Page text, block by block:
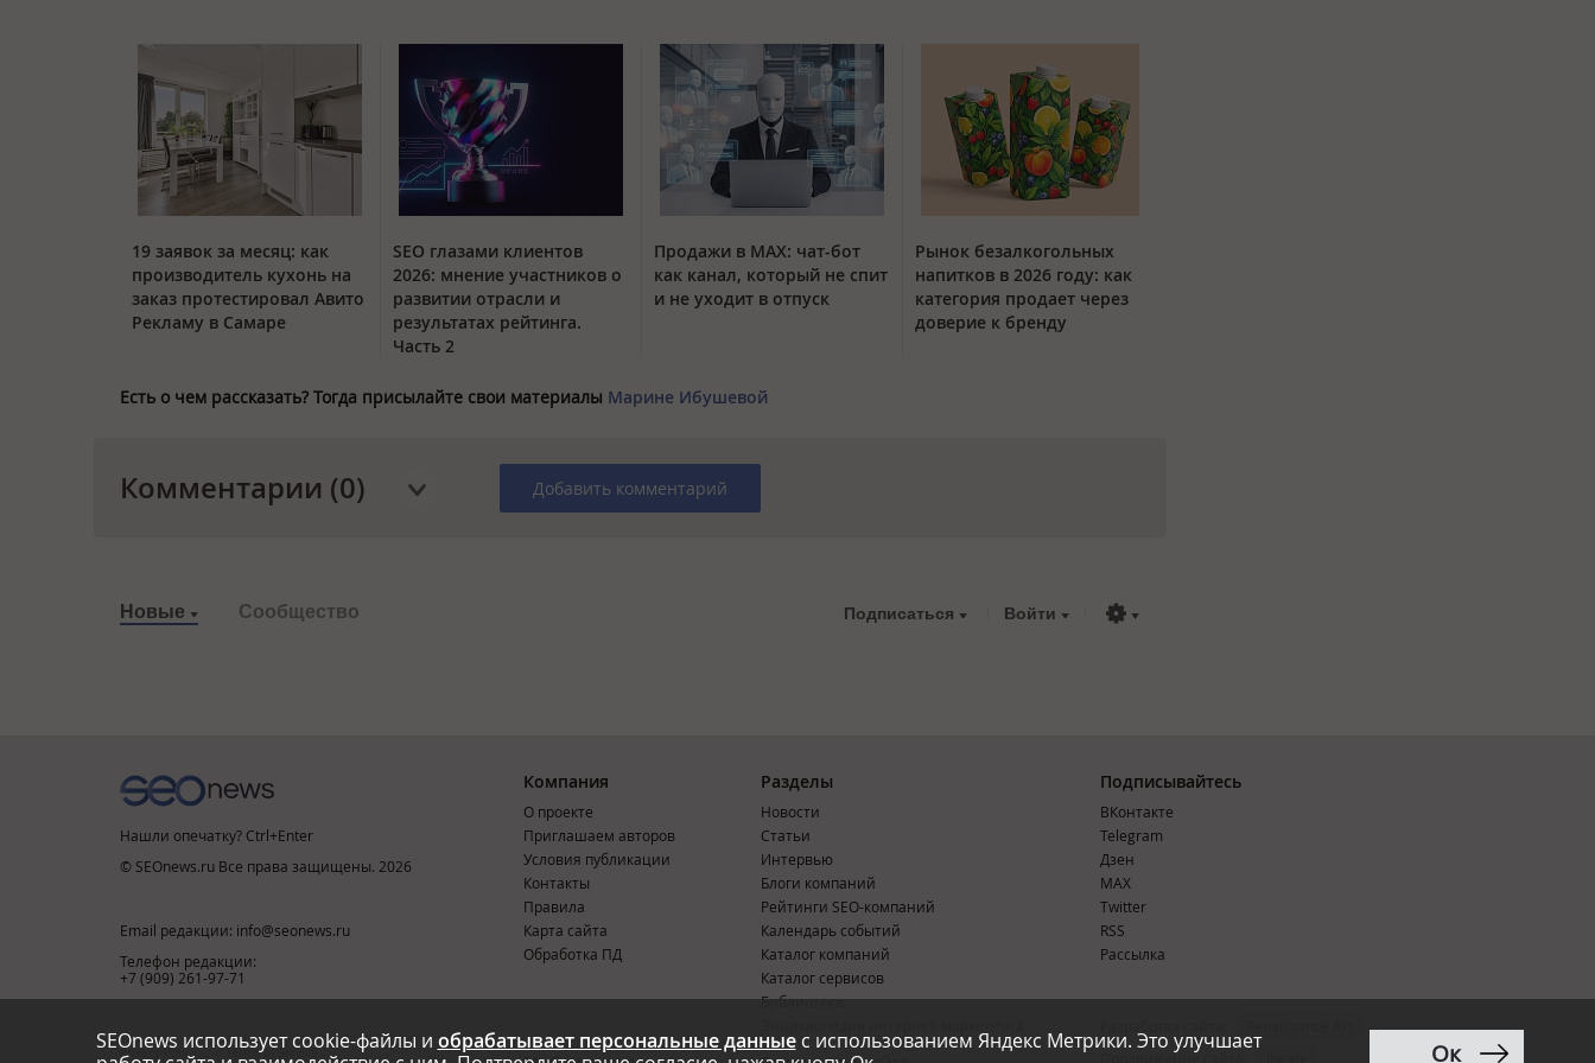
19 заявок за месяц: как
производитель кухонь на
заказ протестировал Авито
Рекламу в Самаре
SEO глазами клиентов
2026: мнение участников о
развитии отрасли и
результатах рейтинга.
Часть 2
Продажи в MAX: чат-бот
как канал, который не спит
и не уходит в отпуск
Рынок безалкогольных
напитков в 2026 году: как
категория продает через
доверие к бренду
Есть о чем рассказать? Тогда присылайте свои материалы Марине Ибушевой
Комментарии (0) Добавить комментарий
Новые Сообщество Подписаться Войти
SEOnews использует cookie-файлы и обрабатывает персональные данныес использованием Яндекс Метрики. Это улучшает
Ок
Нашли опечатку? Ctrl+Enter
© SEOnews.ru Все права защищены. 2026
Email редакции: info@seonews.ru
Телефон редакции:
+7 (909) 261-97-71
This site is protected by reCAPTCHA and the Google
Privacy Policy
Terms of Service apply.
Компания
О проекте
Приглашаем авторов
Условия публикации
Контакты
Правила
Карта сайта
Обработка ПД
Разделы
Новости
Статьи
Интервью
Блоги компаний
Рейтинги SEO-компаний
Календарь событий
Каталог компаний
Каталог сервисов
Библиотека
Подписывайтесь
ВКонтакте
Telegram
Дзен
MAX
Тwitter
RSS
Рассылка
Продвижение сайта